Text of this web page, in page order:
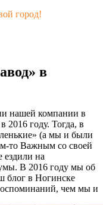
город!
в
нашей компании в
2016 году. Тогда, в
(а мы и были
то Важным со своей
ездили на
В 2016 году мы об
блог в Ногинске
чем мы и